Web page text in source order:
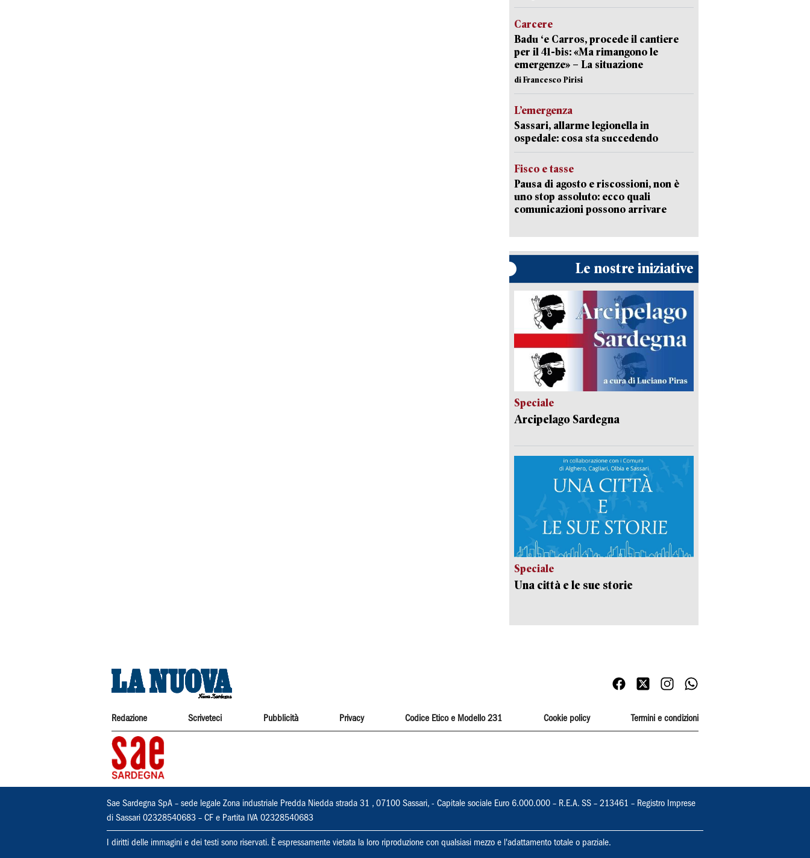
Carcere
Badu ‘e Carros, procede il cantiere
per il 41-bis: «Ma rimangono le
emergenze» – La situazione
di Francesco Pirisi
L’emergenza
Sassari, allarme legionella in
ospedale: cosa sta succedendo
Fisco e tasse
Pausa di agosto e riscossioni, non è
uno stop assoluto: ecco quali
comunicazioni possono arrivare
Le nostre iniziative
Speciale
Arcipelago Sardegna
Speciale
Una città e le sue storie
Redazione Scriveteci Pubblicità Privacy Codice Etico e Modello 231 Cookie policy Termini e condizioni
Sae Sardegna SpA – sede legale Zona industriale Predda Niedda strada 31 , 07100 Sassari, - Capitale sociale Euro 6.000.000 – R.E.A. SS – 213461 – Registro Imprese
di Sassari 02328540683 – CF e Partita IVA 02328540683
I diritti delle immagini e dei testi sono riservati. È espressamente vietata la loro riproduzione con qualsiasi mezzo e l'adattamento totale o parziale.